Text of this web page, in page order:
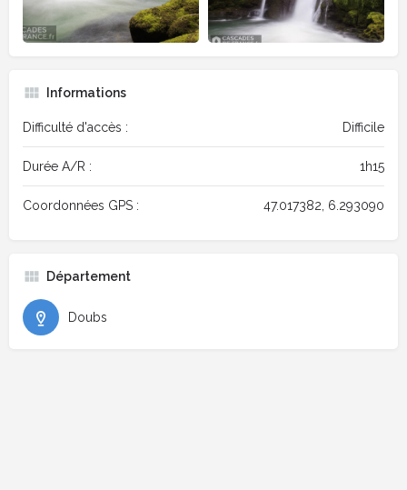
Informations
Difficulté d'accès : Difficile
Durée A/R : 1h15
Coordonnées GPS : 47.017382, 6.293090
Département
Doubs